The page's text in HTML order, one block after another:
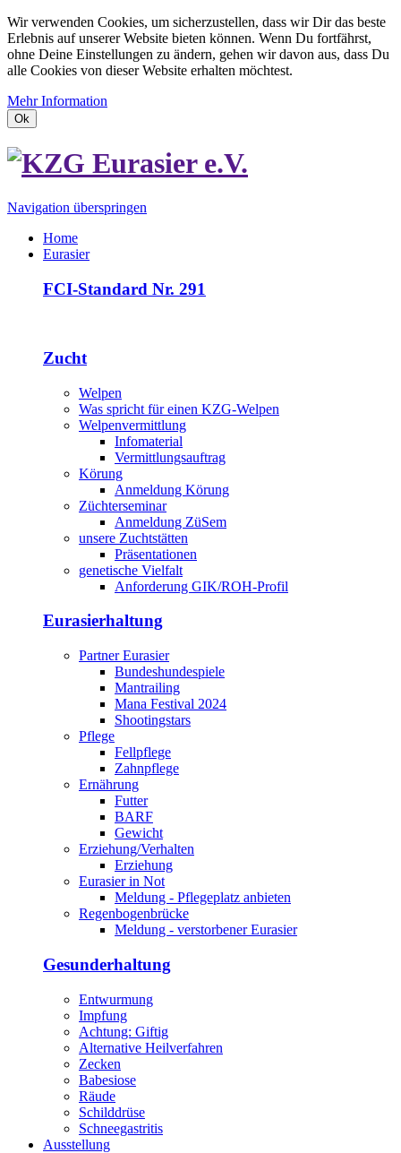
Wir verwenden Cookies, um sicherzustellen, dass wir Dir das beste
Erlebnis auf unserer Website bieten können. Wenn Du fortfährst,
ohne Deine Einstellungen zu ändern, gehen wir davon aus, dass Du
alle Cookies von dieser Website erhalten möchtest.
Mehr Information
Ok
Navigation überspringen
Home
Eurasier
FCI-Standard Nr. 291
Zucht
Welpen
Was spricht für einen KZG-Welpen
Welpenvermittlung
Infomaterial
Vermittlungsauftrag
Körung
Anmeldung Körung
Züchterseminar
Anmeldung ZüSem
unsere Zuchtstätten
Präsentationen
genetische Vielfalt
Anforderung GIK/ROH-Profil
Eurasierhaltung
Partner Eurasier
Bundeshundespiele
Mantrailing
Mana Festival 2024
Shootingstars
Pflege
Fellpflege
Zahnpflege
Ernährung
Futter
BARF
Gewicht
Erziehung/Verhalten
Erziehung
Eurasier in Not
Meldung - Pflegeplatz anbieten
Regenbogenbrücke
Meldung - verstorbener Eurasier
Gesunderhaltung
Entwurmung
Impfung
Achtung: Giftig
Alternative Heilverfahren
Zecken
Babesiose
Räude
Schilddrüse
Schneegastritis
Ausstellung